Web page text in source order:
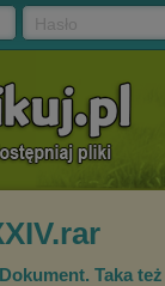
Dokument. Taka